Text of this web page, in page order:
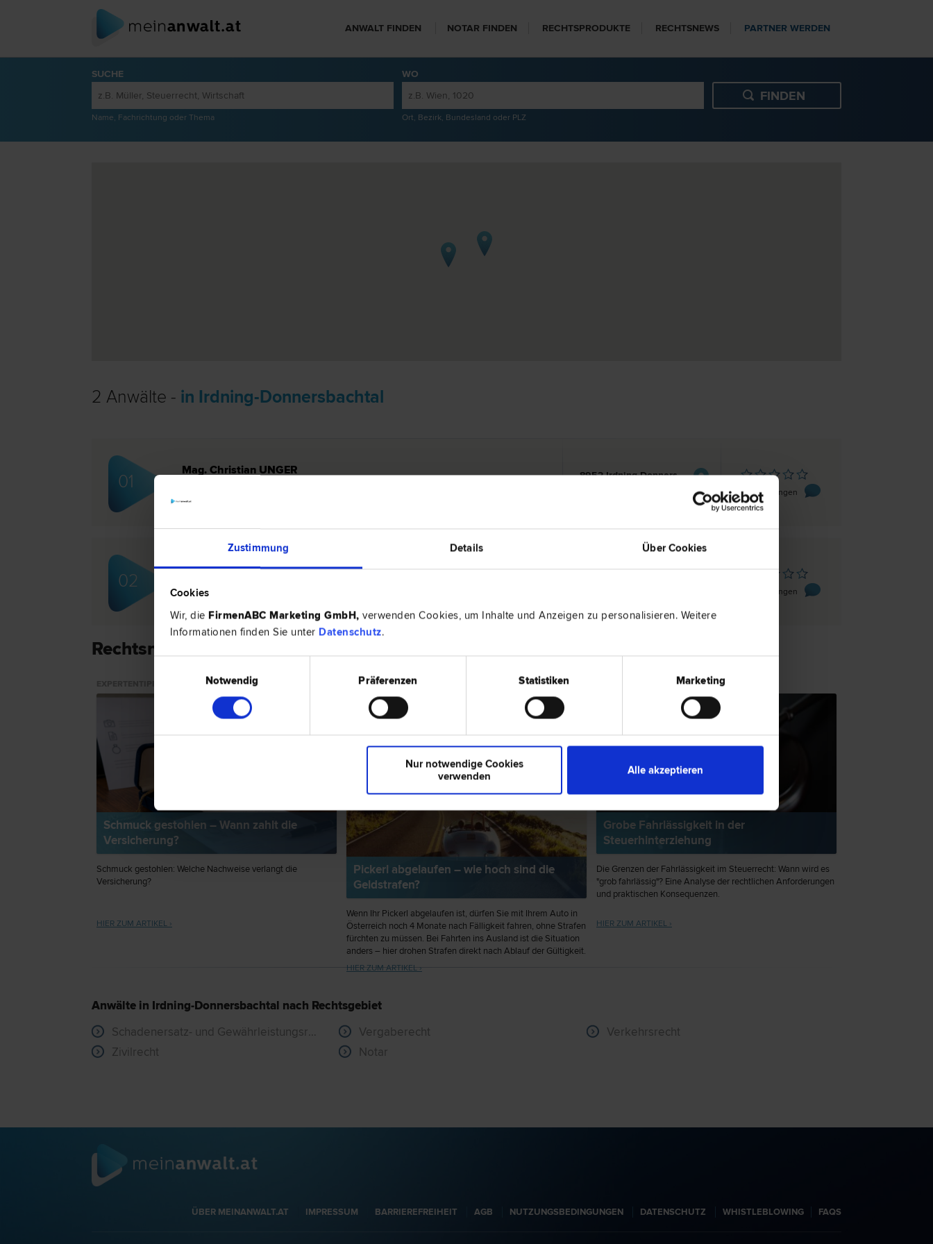
Zustimmung Details Über Cookies
Cookies
Wir, die FirmenABC Marketing GmbH, verwenden Cookies, um Inhalte und Anzeigen zu personalisieren. Weitere
Informationen finden Sie unter Datenschutz.
Notwendig
Präferenzen Statistiken Marketing
Nur notwendige Cookies
verwenden
Alle akzeptieren
ANWALT FINDEN NOTAR FINDEN RECHTSPRODUKTE RECHTSNEWS PARTNER WERDEN
SUCHE
Name, Fachrichtung oder Thema
WO
Ort, Bezirk, Bundesland oder PLZ
2 Anwälte - in Irdning-Donnersbachtal
01
Mag. Christian UNGER 8952 Irdning-Donnersbachtal
0 Bewertungen
02
Notar Dr. Philipp Schindelka
0 Bewertungen
Rechtsnews & Expertentipps
Schmuck gestohlen – Wann zahlt die
Versicherung?
Schmuck gestohlen: Welche Nachweise verlangt die
Versicherung?
HIER ZUM ARTIKEL ›
RECHTSNEWS
Pickerl abgelaufen – wie hoch sind die
Geldstrafen?
Wenn Ihr Pickerl abgelaufen ist, dürfen Sie mit Ihrem Auto in
Österreich noch 4 Monate nach Fälligkeit fahren, ohne Strafen
fürchten zu müssen. Bei Fahrten ins Ausland ist die Situation
anders – hier drohen Strafen direkt nach Ablauf der Gültigkeit.
HIER ZUM ARTIKEL ›
Grobe Fahrlässigkeit in der
Steuerhinterziehung
Die Grenzen der Fahrlässigkeit im Steuerrecht: Wann wird es
"grob fahrlässig"? Eine Analyse der rechtlichen Anforderungen
und praktischen Konsequenzen.
HIER ZUM ARTIKEL ›
Anwälte in Irdning-Donnersbachtal nach Rechtsgebiet
Schadenersatz- und Gewährleistungsrecht
Vergaberecht
Verkehrsrecht
Zivilrecht
Notar
ÜBER MEINANWALT.AT IMPRESSUM BARRIEREFREIHEIT AGB NUTZUNGSBEDINGUNGEN DATENSCHUTZ WHISTLEBLOWING FAQS